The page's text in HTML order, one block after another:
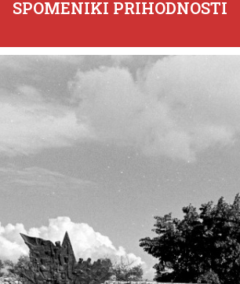
SPOMENIKI PRIHODNOSTI